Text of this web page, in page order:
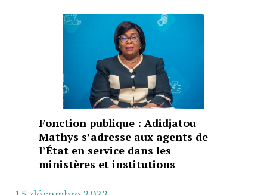
Fonction publique : Adidjatou
Mathys s’adresse aux agents de
l’État en service dans les
ministères et institutions